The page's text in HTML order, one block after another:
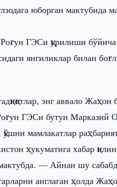
юборган мактубида
ГЭСи қурилиши
янгиликлар билан
энг аввало
ГЭСи бутун Марказий
мамлакатлар
ҳукуматига хабар
— Айнан шу
англаган ҳолда